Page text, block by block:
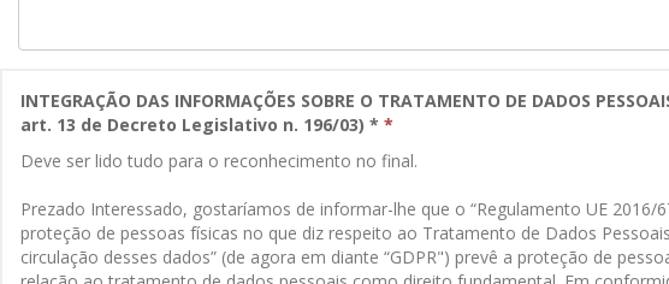
INTEGRAÇÃO DAS INFORMAÇÕES SOBRE O TRATAMENTO DE DADOS
art. 13 de Decreto Legislativo n. 196/03) * *
Deve ser lido tudo para o reconhecimento no final.
Prezado Interessado, gostaríamos de informar-lhe que o “Regulamento UE 2016/
proteção de pessoas físicas no que diz respeito ao Tratamento de Dados
circulação desses dados” (de agora em diante “GDPR") prevê a proteção de